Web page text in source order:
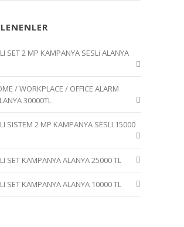
SET 2 MP KAMPANYA SESLi ALANYA
/ WORKPLACE / OFFICE ALARM
30000TL
SISTEM 2 MP KAMPANYA SESLI 15000
SET KAMPANYA ALANYA 25000 TL
SET KAMPANYA ALANYA 10000 TL